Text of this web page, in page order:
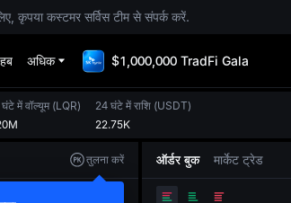
कृपया कस्टमर सर्विस टीम से संपर्क करें.
हब अधिक $1,000,000 TradFi Gala
में वॉल्यूम(LQR)
24 घंटे में राशि (USDT)
22.75K
तुलना करें ऑर्डर बुक मार्केट ट्रेड